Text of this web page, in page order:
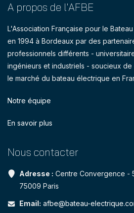
A propos de l'AFBE
L'Association Française pour le
en 1994 à Bordeaux par des
professionnels différents -
ingénieurs et industriels - soucieux
le marché du bateau électrique en
Notre équipe
En savoir plus
Nous contacter
Adresse : Centre Convergence -
75009 Paris
Email: afbe@bateau-